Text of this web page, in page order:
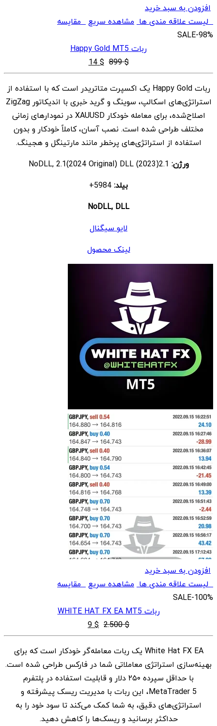
افزودن به سبد خرید
لیست علاقه مندی ها مشاهده سریعمقایسه
SALE-98%
ربات Happy Gold MT5
$
899
قیمت
اصلی
$ 899
بود.
$
14
قیمت
فعلی
$ 14
است.
ربات Happy Gold یک اکسپرت متاتریدر است که با استفاده از
استراتژی‌های اسکالپ، سوینگ و گرید خبری با اندیکاتور ZigZag
اصلاح‌شده، برای معامله خودکار XAUUSD در نمودارهای زمانی
مختلف طراحی شده است. نصب آسان، کاملاً خودکار و بدون
استفاده از استراتژی‌های پرخطر مانند مارتینگل و هجینگ.
ورژن:
بیلد:
NoDLL, DLL
لایو سیگنال
لینک محصول
افزودن به سبد خرید
لیست علاقه مندی ها مشاهده سریعمقایسه
SALE-100%
ربات WHITE HAT FX EA MT5
$
2.500
قیمت
اصلی
$ 2.500
بود.
$
9 قیمت
فعلی
$ 9
است.
White Hat FX EA یک ربات معامله‌گر خودکار است که برای
بهینه‌سازی استراتژی معاملاتی شما در فارکس طراحی شده است.
با حداقل سپرده ۲۵۰ دلار و قابلیت استفاده در پلتفرم
MetaTrader 5، این ربات با مدیریت ریسک پیشرفته و
استراتژی‌های دقیق، به شما کمک می‌کند تا سود خود را به
حداکثر برسانید و ریسک‌ها را کاهش دهید.